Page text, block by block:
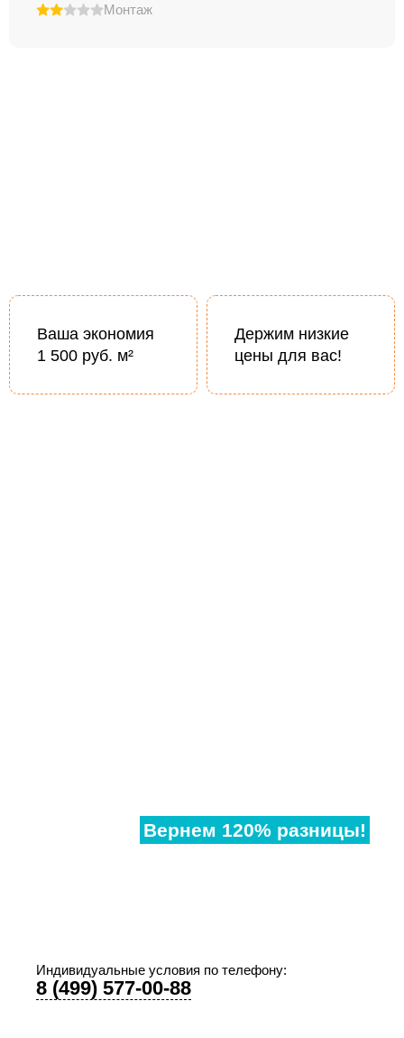
Монтаж
Ваша экономия
1 500 руб. м²
Держим низкие
цены для вас!
Вернем 120% разницы!
Индивидуальные условия по телефону:
8 (499) 577-00-88